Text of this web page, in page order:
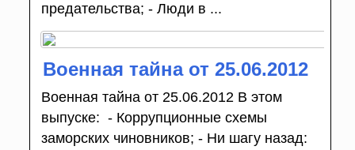
предательства; - Люди в ...
Военная тайна от 25.06.2012
Военная тайна от 25.06.2012 В этом
выпуске: - Коррупционные схемы
заморских чиновников; - Ни шагу назад: